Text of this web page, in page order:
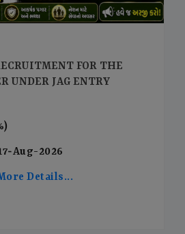
FOR THE
UNDER JAG ENTRY
Aug-2026
Details...